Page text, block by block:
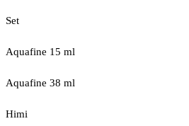
Set
Aquafine 15 ml
Aquafine 38 ml
Himi